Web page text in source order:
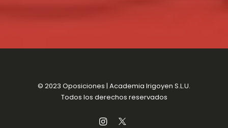
© 2023 Oposiciones | Academia Irigoyen S.L.U.
Todos los derechos reservados